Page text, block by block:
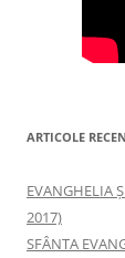
ARTICOLE
EVANGHELIA
2017)
SFÂNTA